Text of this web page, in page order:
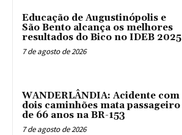
Educação de Augustinópolis e
São Bento alcança os melhores
resultados do Bico no IDEB 2025
7 de agosto de 2026
WANDERLÂNDIA: Acidente com
dois caminhões mata passageiro
de 66 anos na BR-153
7 de agosto de 2026